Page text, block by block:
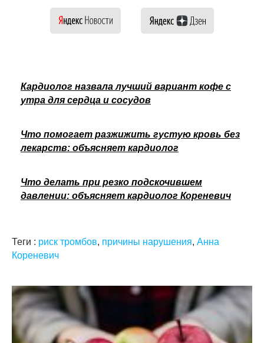
Кардиолог назвала лучший вариант кофе с
утра для сердца и сосудов
Что помогает разжижить густую кровь без
лекарств: объясняет кардиолог
Что делать при резко подскочившем
давлении: объясняет кардиолог Кореневич
Теги : риск тромбов, причины нарушения, Анна
Кореневич